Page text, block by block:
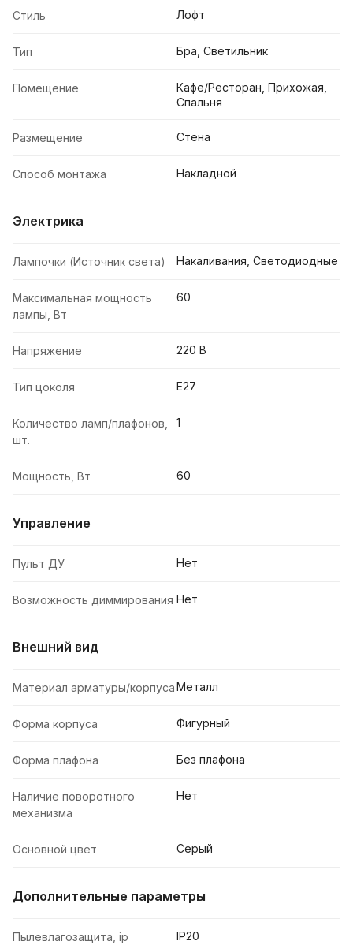
Стиль Лофт
Тип Бра, Светильник
Помещение
Кафе/Ресторан, Прихожая,
Спальня
Размещение Стена
Способ монтажа Накладной
Электрика
Лампочки (Источник света) Накаливания, Светодиодные
Максимальная мощность
лампы, Вт
60
Напряжение 220 В
Тип цоколя E27
Количество ламп/плафонов,
шт.
1
Мощность, Вт 60
Управление
Пульт ДУ Нет
Возможность диммирования Нет
Внешний вид
Материал арматуры/корпусаМеталл
Форма корпуса Фигурный
Форма плафона Без плафона
Наличие поворотного
механизма
Нет
Основной цвет Серый
Дополнительные параметры
Пылевлагозащита, ip IP20